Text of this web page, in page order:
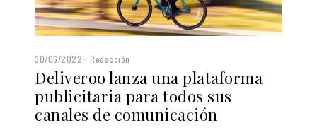
30/06/2022 Redacción
Deliveroo lanza una plataforma
publicitaria para todos sus
canales de comunicación